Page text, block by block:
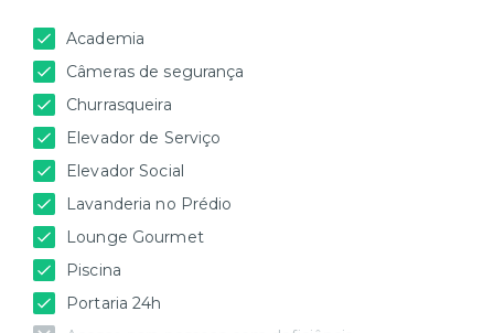
Academia
Câmeras de segurança
Churrasqueira
Elevador de Serviço
Elevador Social
Lavanderia no Prédio
Lounge Gourmet
Piscina
Portaria 24h